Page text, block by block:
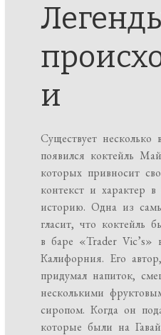
и
Существует
появился коктейль
которых привносит
контекст и характер
историю. Одна из
гласит, что коктейль
в баре «Trader Vic’s»
Калифорния. Его
придумал напиток,
несколькими
сиропом. Когда он
которые были на